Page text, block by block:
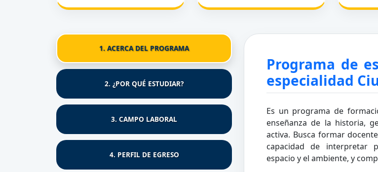
1. ACERCA DEL PROGRAMA
2. ¿POR QUÉ ESTUDIAR?
3. CAMPO LABORAL
4. PERFIL DE EGRESO
Programa de
especialidad
Es un programa de
enseñanza de la historia,
activa. Busca formar
capacidad de interpretar
espacio y el ambiente, y